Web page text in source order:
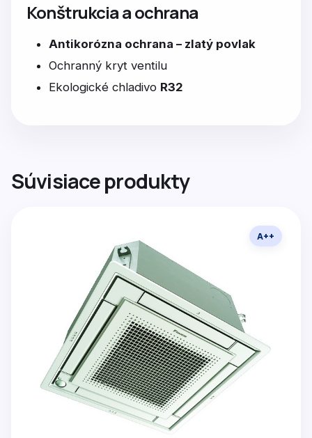
Konštrukcia a ochrana
Antikorózna ochrana – zlatý povlak
Ochranný kryt ventilu
Ekologické chladivo R32
Súvisiace produkty
A++